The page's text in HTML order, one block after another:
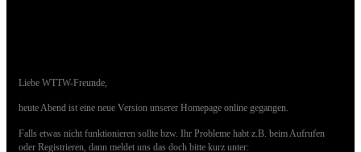
Liebe WTTW-Freunde,
heute Abend ist eine neue Version unserer Homepage online gegangen.
Falls etwas nicht funktionieren sollte bzw. Ihr Probleme habt z.B. beim Aufrufen
oder Registrieren, dann meldet uns das doch bitte kurz unter: